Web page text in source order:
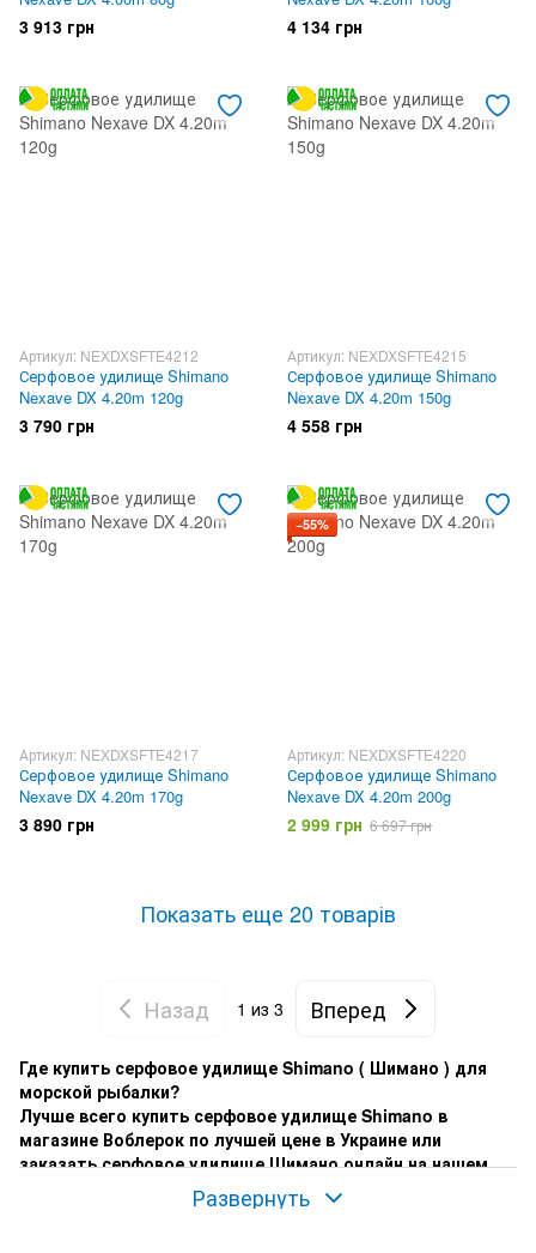
3 913 грн 4 134 грн
Артикул: NEXDXSFTE4212
Серфовое удилище Shimano
Nexave DX 4.20m 120g
3 790 грн
Артикул: NEXDXSFTE4215
Серфовое удилище Shimano
Nexave DX 4.20m 150g
4 558 грн
Артикул: NEXDXSFTE4217
Серфовое удилище Shimano
Nexave DX 4.20m 170g
3 890 грн
−55%
Артикул: NEXDXSFTE4220
Серфовое удилище Shimano
Nexave DX 4.20m 200g
2 999 грн 6 697 грн
Показать еще 20 товарів
Назад 1 из 3 Вперед
Где купить серфовое удилище Shimano ( Шимано ) для
морской рыбалки?
Лучше всего купить серфовое удилище Shimano в
магазине Воблерок по лучшей цене в Украине или
заказать серфовое удилище Шимано онлайн на нашем
Развернуть